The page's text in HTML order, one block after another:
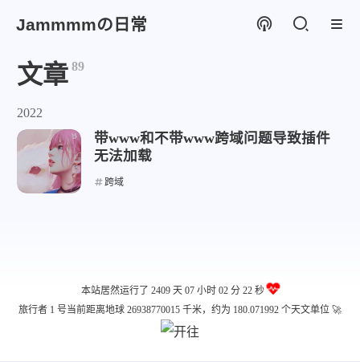
Jammmmの日常
文章 89
2022
带www和不带www跨域问题导致插件
无法加载
跨域
本站居然运行了 2409 天07 小时 02 分 22 秒
旅行者 1 号当前距离地球 26938770015 千米，约为 180.071992 个天文单位 🚀